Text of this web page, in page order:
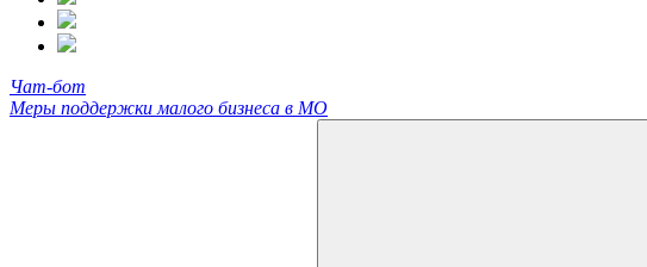
Чат-бот
Меры поддержки малого бизнеса в МО